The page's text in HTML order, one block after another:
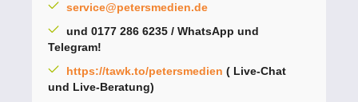
service@petersmedien.de
und 0177 286 6235 / WhatsApp und
Telegram!
https://tawk.to/petersmedien ( Live-Chat
und Live-Beratung)